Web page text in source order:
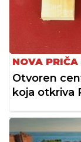
NOVA
Otvoren
koja otkriva